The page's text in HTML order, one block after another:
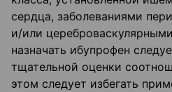
сердца, заболеваниями
и/или
назначать ибупрофен
тщательной оценки
этом следует избегать